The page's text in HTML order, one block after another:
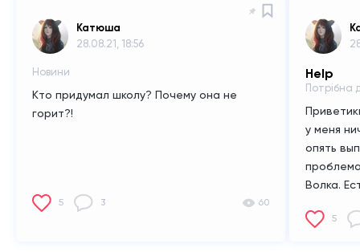
Катюша
28.08.21, 18:56
Новини
Кто придумал школу? Почему она не
горит?!
5 3 60
Help
Потрібна
у меня
опять
Волка.
Грей;5